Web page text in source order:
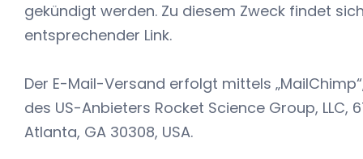
gekündigt werden. Zu diesem Zweck findet
entsprechender Link.
Der E-Mail-Versand erfolgt mittels
des US-Anbieters Rocket Science Group, LLC,
Atlanta, GA 30308, USA.